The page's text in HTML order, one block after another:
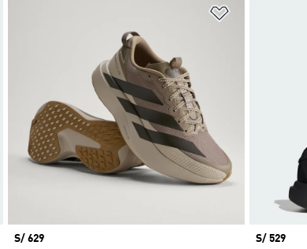
Precio
S/ 629
Precio
S/ 529